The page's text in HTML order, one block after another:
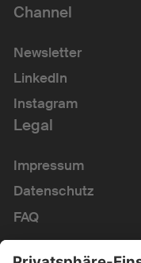
Channel
Newsletter
LinkedIn
Instagram
Legal
Impressum
Datenschutz
FAQ